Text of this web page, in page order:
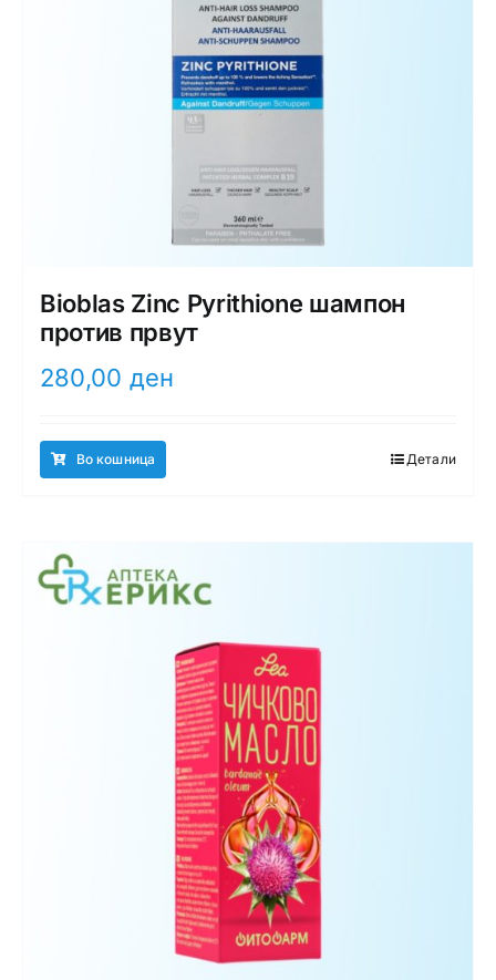
Bioblas Zinc Pyrithione шампон
против првут
280,00 ден
Во кошница Детали